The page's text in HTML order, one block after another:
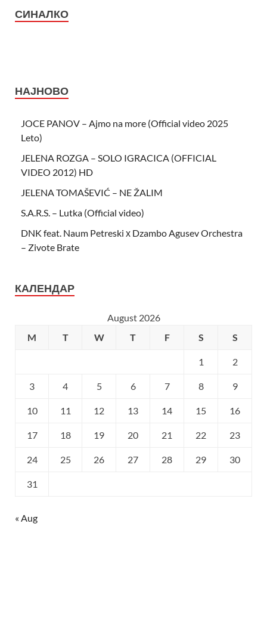
СИНАЛКО
НАЈНОВО
JOCE PANOV – Ajmo na more (Official video 2025
Leto)
JELENA ROZGA – SOLO IGRACICA (OFFICIAL
VIDEO 2012) HD
JELENA TOMAŠEVIĆ – NE ŽALIM
S.A.R.S. – Lutka (Official video)
DNK feat. Naum Petreski х Dzambo Agusev Orchestra
– Zivote Brate
КАЛЕНДАР
August 2026
M
T W T F S S
1 2
3 4 5 6 7 8 9
10 11 12 13 14 15 16
17 18 19 20 21 22 23
24 25 26 27 28 29 30
31
« Aug